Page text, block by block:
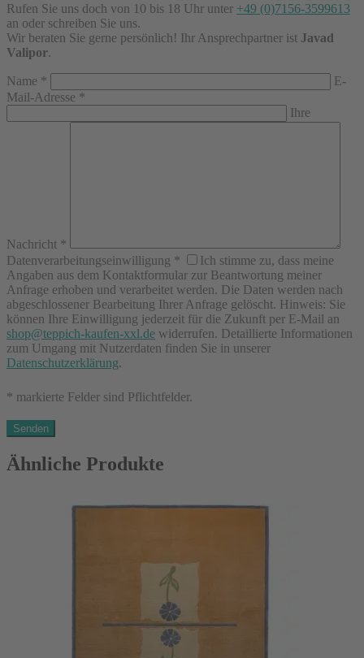
Rufen Sie uns doch von 10 bis 18 Uhr unter +49 (0)7156-3599613
an oder schreiben Sie uns.
Wir beraten Sie gerne persönlich! Ihr Ansprechpartner ist Javad
Valipor.
Name *
E-
Mail-Adresse *
Ihre
Nachricht *
Datenverarbeitungseinwilligung *
Ich stimme zu, dass meine
Angaben aus dem Kontaktformular zur Beantwortung meiner
Anfrage erhoben und verarbeitet werden. Die Daten werden nach
abgeschlossener Bearbeitung Ihrer Anfrage gelöscht. Hinweis: Sie
können Ihre Einwilligung jederzeit für die Zukunft per E-Mail an
shop@teppich-kaufen-xxl.de widerrufen. Detaillierte Informationen
zum Umgang mit Nutzerdaten finden Sie in unserer
Datenschutzerklärung.
* markierte Felder sind Pflichtfelder.
Ähnliche Produkte